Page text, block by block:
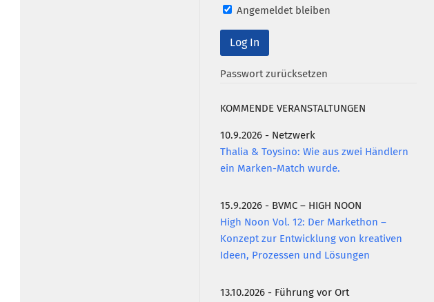
Angemeldet bleiben
Passwort zurücksetzen
KOMMENDE VERANSTALTUNGEN
10.9.2026 - Netzwerk
Thalia & Toysino: Wie aus zwei Händlern
ein Marken-Match wurde.
15.9.2026 - BVMC – HIGH NOON
High Noon Vol. 12: Der Markethon –
Konzept zur Entwicklung von kreativen
Ideen, Prozessen und Lösungen
13.10.2026 - Führung vor Ort